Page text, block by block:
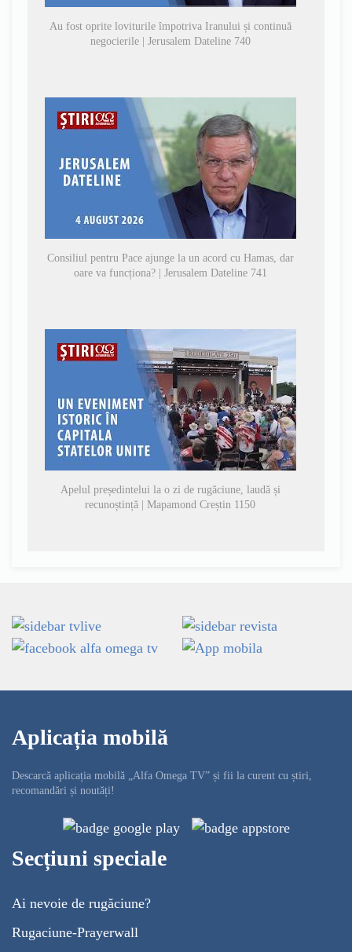
Au fost oprite loviturile împotriva Iranului și continuă
negocierile | Jerusalem Dateline 740
Consiliul pentru Pace ajunge la un acord cu Hamas, dar
oare va funcționa? | Jerusalem Dateline 741
Apelul președintelui la o zi de rugăciune, laudă și
recunoștință | Mapamond Creștin 1150
Aplicația mobilă
Descarcă aplicația mobilă „Alfa Omega TV” și fii la curent cu știri,
recomandări și noutăți!
Secțiuni speciale
Ai nevoie de rugăciune?
Rugaciune-Prayerwall